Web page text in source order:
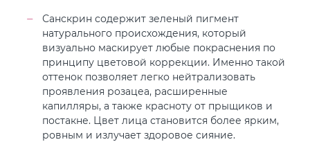
Санскрин содержит зеленый пигмент
натурального происхождения, который
визуально маскирует любые покраснения по
принципу цветовой коррекции. Именно такой
оттенок позволяет легко нейтрализовать
проявления розацеа, расширенные
капилляры, а также красноту от прыщиков и
постакне. Цвет лица становится более ярким,
ровным и излучает здоровое сияние.